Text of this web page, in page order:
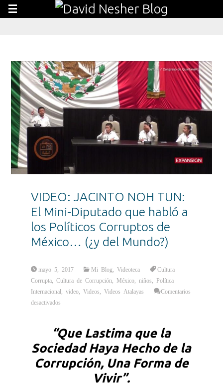
VIDEO: JACINTO NOH TUN:
El Mini-Diputado que habló a
los Políticos Corruptos de
México… (¿y del Mundo?)
mayo 5, 2017 Mi Blog ,Videoteca
Cultura
Corrupta ,Cultura de Corrupción México ,niños
Política
Internacional
,video ,Videos ,Videos Atalayas
Comentarios
desactivados
El
Mini-
Diputado
que
habló
a
los
Políticos
“Que Lastima que la
Sociedad Haya Hecho de la
Corrupción, Una Forma de
Vivir”.